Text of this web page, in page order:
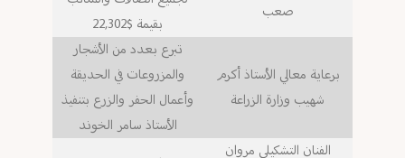
صعب
بقيمة $22,302
برعاية معالي الأستاذ أكرم
شهيب وزارة الزراعة
تبرع بعدد من الأشجار
والمزروعات في الحديقة
وأعمال الحفر والزرع بتنفيذ
الأستاذ سامر الخوند
الفنان التشكيلي مروان